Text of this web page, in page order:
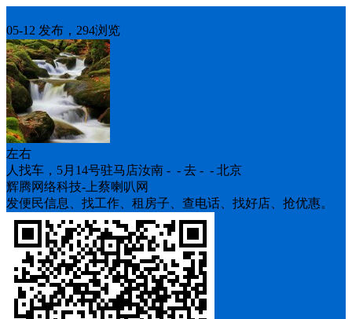
05-12 发布，294浏览
左右
人找车，5月14号驻马店汝南 - - 去 - - 北京
辉腾网络科技-上蔡喇叭网
发便民信息、找工作、租房子、查电话、找好店、抢优惠。